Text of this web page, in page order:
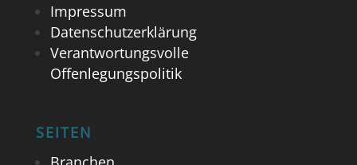
Impressum
Datenschutzerklärung
Verantwortungsvolle
Offenlegungspolitik
SEITEN